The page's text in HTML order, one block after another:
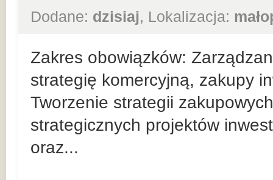
Dodane: dzisiaj, Lokalizacja:
Zakres obowiązków:
strategię komercyjną, zakupy
Tworzenie strategii
strategicznych projektów
oraz...